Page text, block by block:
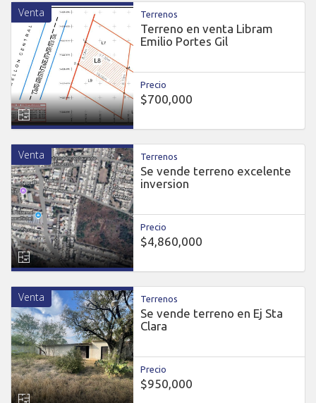
Venta Terrenos
Terreno en venta Libram
Emilio Portes Gil
Precio
$700,000
Venta Terrenos
Se vende terreno excelente
inversion
Precio
$4,860,000
Venta Terrenos
Se vende terreno en Ej Sta
Clara
Precio
$950,000